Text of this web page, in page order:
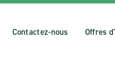
Contactez-nous Offres